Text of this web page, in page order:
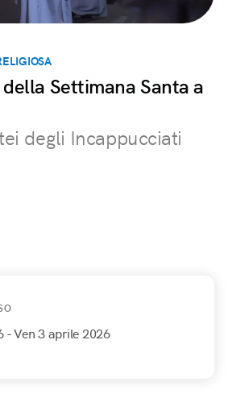
della Settimana Santa a
degli Incappucciati
- Ven 3 aprile 2026